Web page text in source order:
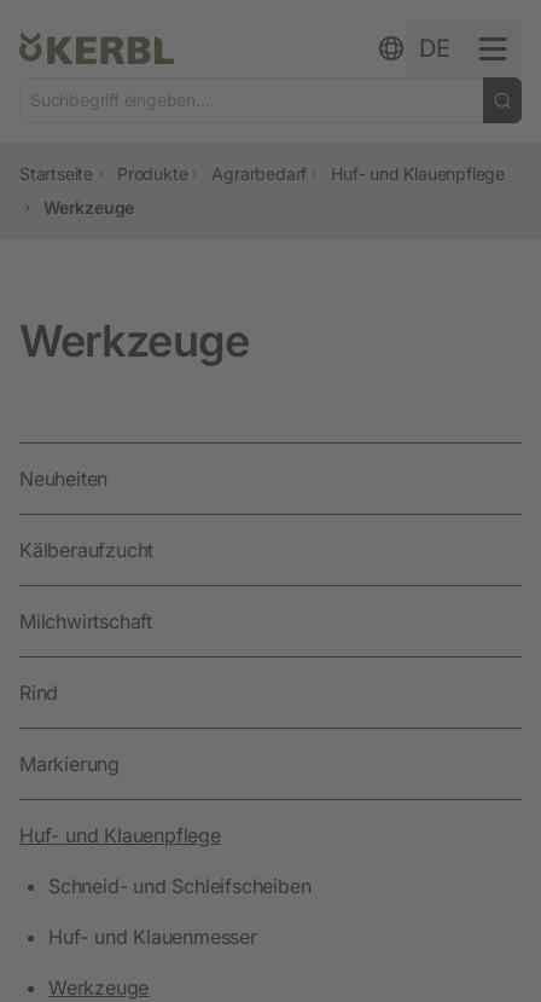
DE
Startseite Produkte Agrarbedarf
Huf- und Klauenpflege
Werkzeuge
Werkzeuge
Neuheiten
Kälberaufzucht
Milchwirtschaft
Rind
Markierung
Huf- und Klauenpflege
Schneid- und Schleifscheiben
Huf- und Klauenmesser
Werkzeuge